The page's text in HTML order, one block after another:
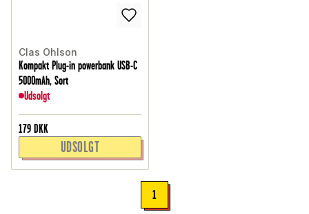
Clas Ohlson
Kompakt Plug-in powerbank USB-C
5000mAh, Sort
Udsolgt
179 DKK
UDSOLGT
1